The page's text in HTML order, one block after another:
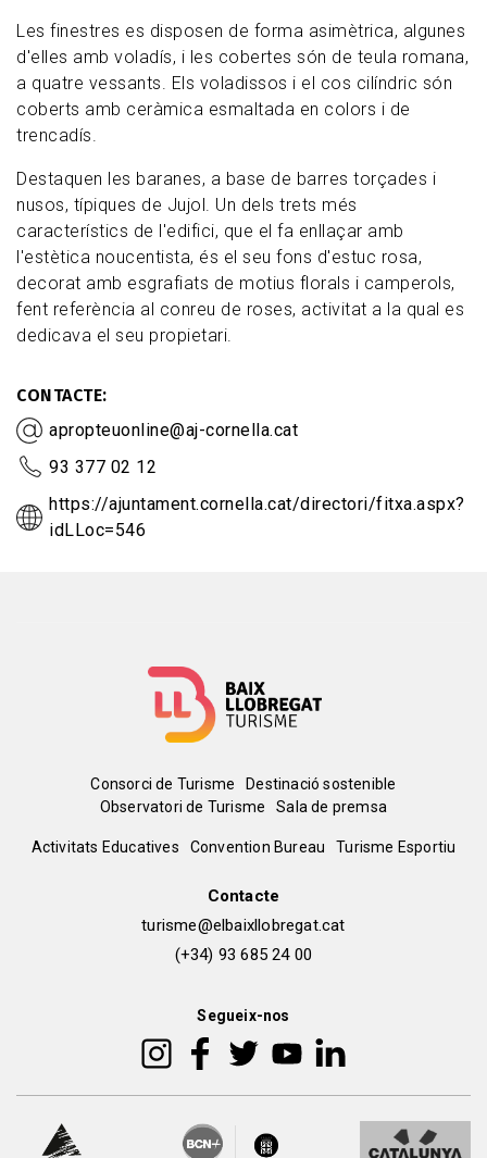
Les finestres es disposen de forma asimètrica, algunes
d'elles amb voladís, i les cobertes són de teula romana,
a quatre vessants. Els voladissos i el cos cilíndric són
coberts amb ceràmica esmaltada en colors i de
trencadís.
Destaquen les baranes, a base de barres torçades i
nusos, típiques de Jujol. Un dels trets més
característics de l'edifici, que el fa enllaçar amb
l'estètica noucentista, és el seu fons d'estuc rosa,
decorat amb esgrafiats de motius florals i camperols,
fent referència al conreu de roses, activitat a la qual es
dedicava el seu propietari.
CONTACTE
apropteuonline@aj-cornella.cat
93 377 02 12
https://ajuntament.cornella.cat/directori/fitxa.aspx?
idLLoc=546
Menú
del
Consorci de Turisme
Destinació sostenible
Observatori de Turisme
Sala de premsa
Peu
Activitats Educatives Convention Bureau Turisme Esportiu
Contacte
turisme@elbaixllobregat.cat
(+34) 93 685 24 00
Segueix-nos